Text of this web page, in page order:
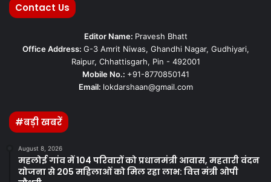
Contact Us
Editor Name: Pravesh Bhatt
Office Address: G-3 Amrit Niwas, Ghandhi Nagar, Gudhiyari,
Raipur, Chhattisgarh, Pin - 492001
Mobile No.: +91-8770850141
Email: lokdarshaan@gmail.com
#बड़ी खबरें
August 8, 2026
महलोई गांव में 104 परिवारों को प्रधानमंत्री आवास, महतारी वंदन
योजना से 205 महिलाओं को मिल रहा लाभ: वित्त मंत्री ओपी